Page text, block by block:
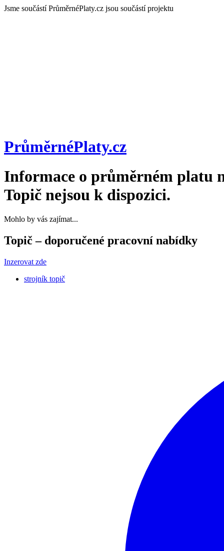
Jsme součástí PrůměrnéPlaty.cz jsou součástí projektu
PrůměrnéPlaty.cz
Informace o průměrném platu
Topič nejsou k dispozici.
Mohlo by vás zajímat...
Topič – doporučené pracovní nabídky
Inzerovat zde
strojník topič